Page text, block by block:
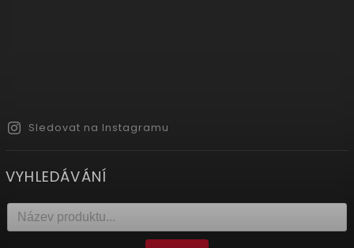
Sledovat na Instagramu
VYHLEDÁVÁNÍ